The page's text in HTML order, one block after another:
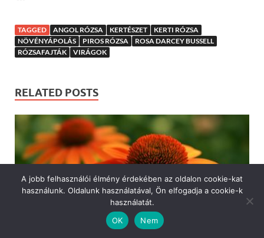
TAGGED ANGOL RÓZSA KERTÉSZET
KERTI RÓZSA
NÖVÉNYÁPOLÁS
PIROS RÓZSA
ROSA DARCEY BUSSELL
RÓZSAFAJTÁK
VIRÁGOK
RELATED POSTS
A jobb felhasználói élmény érdekében az oldalon cookie-kat
használunk. Oldalunk használatával, Ön elfogadja a cookie-k
használatát.
OK
Nem